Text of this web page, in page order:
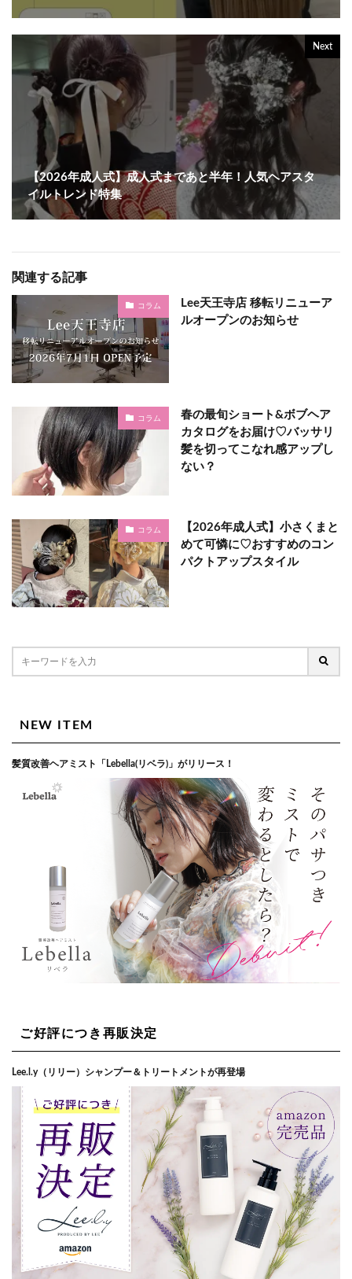
Next
【2026年成人式】成人式まであと半年！人気ヘアスタ
イルトレンド特集
関連する記事
コラム
Lee天王寺店 移転リニューア
ルオープンのお知らせ
コラム
春の最旬ショート&ボブヘア
カタログをお届け♡バッサリ
髪を切ってこなれ感アップし
ない？
コラム
【2026年成人式】小さくまと
めて可憐に♡おすすめのコン
パクトアップスタイル
NEW ITEM
髪質改善ヘアミスト「Lebella(リベラ)」がリリース！
ご好評につき再販決定
Lee.l.y（リリー）シャンプー＆トリートメントが再登場